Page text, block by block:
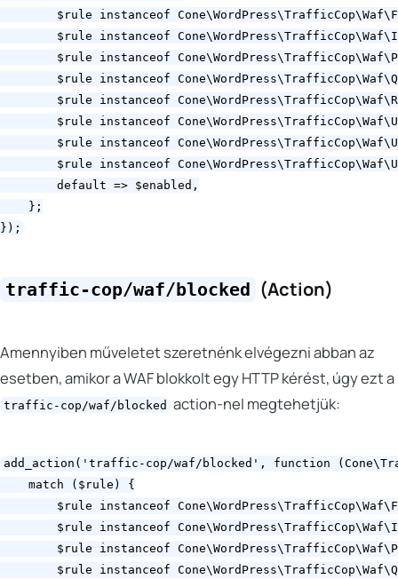
$rule instanceof
$rule instanceof
$rule instanceof
$rule instanceof
$rule instanceof
$rule instanceof
$rule instanceof
$rule instanceof
        default => $enabled,
    };
traffic-cop/waf/blocked (Action)
Amennyiben műveletet szeretnénk elvégezni abban az
esetben, amikor a WAF blokkolt egy HTTP kérést, úgy ezt a
traffic-cop/waf/blocked action-nel megtehetjük:
add_action('traffic-cop/waf/blocked', function
    match ($rule) {
$rule instanceof
$rule instanceof
$rule instanceof
$rule instanceof